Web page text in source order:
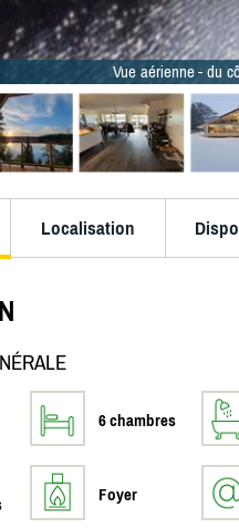
Vue aérienne - du
Localisation
6 chambres
Foyer